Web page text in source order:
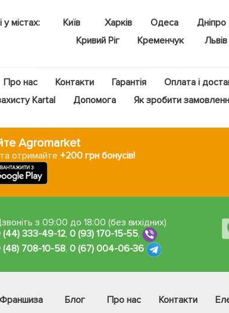
містах: Київ Харків Одеса Дніпро
Кривий Ріг
Кременчук Львів
Про нас Контакти Гарантія Оплата і
Kartal
Допомога Як зробити
Agromarket
отримайте+200 грн бонусів!
з 09:00 до 18:00 (без вихідних)
(44) 333-49-12, 0 (93) 170-15-55,
(48) 708-10-58, 0 (67) 004-06-36
Франшиза Блог Про нас Контакти